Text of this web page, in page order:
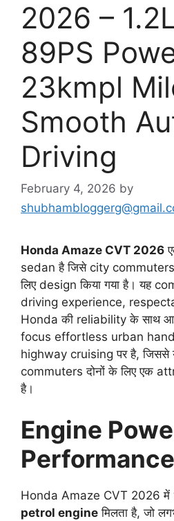
2026 –
89PS
23kmpl
Smooth
Driving
February 4, 2026 by
Honda Amaze CVT 2026
sedan है जिसे city
लिए design किया गया है। यह
driving experience,
Honda की reliability के साथ
focus effortless urban
highway cruising पर है,
commuters दोनों के लिए एक
है।
Engine
Performance
Honda Amaze CVT 2026 में
petrol engine मिलता है, जो